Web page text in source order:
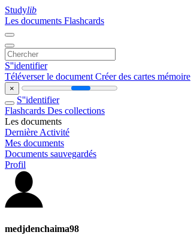
Studylib
Les documents Flashcards
S''identifier
Téléverser le document Créer des cartes mémoire
×
S''identifier
Flashcards Des collections
Les documents
Dernière Activité
Mes documents
Documents sauvegardés
Profil
medjdenchaima98